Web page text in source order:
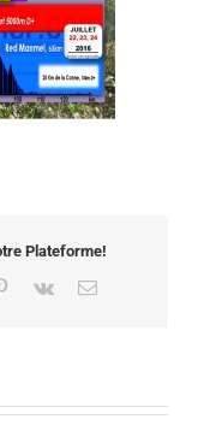
Plateforme!
Pinterest
Vk Email